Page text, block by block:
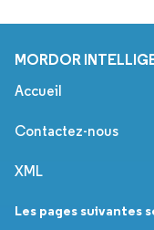
MORDOR
Accueil
Contactez-nous
XML
Les pages suivantes